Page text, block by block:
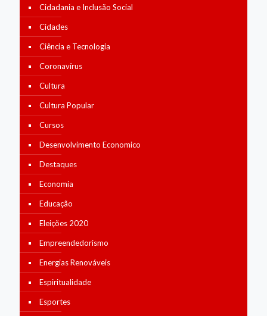
Cidadania e Inclusão Social
Cidades
Ciência e Tecnologia
Coronavírus
Cultura
Cultura Popular
Cursos
Desenvolvimento Economico
Destaques
Economia
Educação
Eleições 2020
Empreendedorismo
Energias Renováveis
Espiritualidade
Esportes